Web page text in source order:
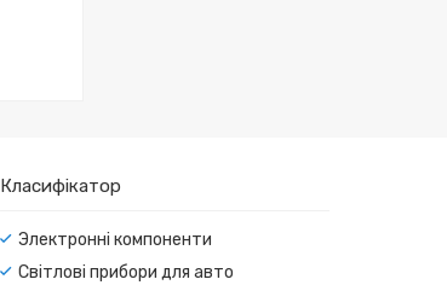
Класифікатор
Электронні компоненти
Світлові прибори для авто